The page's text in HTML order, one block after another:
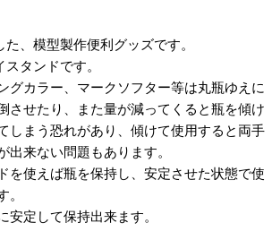
、模型製作便利グッズです。
タンドです。
グカラー、マークソフター等は丸瓶ゆえに
させたり、また量が減ってくると瓶を傾け
しまう恐れがあり、傾けて使用すると両手
出来ない問題もあります。
を使えば瓶を保持し、安定させた状態で使
安定して保持出来ます。